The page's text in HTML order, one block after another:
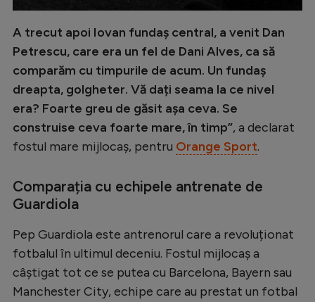
A trecut apoi Iovan fundaș central, a venit Dan
Petrescu, care era un fel de Dani Alves, ca să
comparăm cu timpurile de acum. Un fundaș
dreapta, golgheter. Vă dați seama la ce nivel
era? Foarte greu de găsit așa ceva. Se
construise ceva foarte mare, în timp”, a declarat
fostul mare mijlocaș, pentru Orange Sport.
Comparația cu echipele antrenate de
Guardiola
Pep Guardiola este antrenorul care a revoluționat
fotbalul în ultimul deceniu. Fostul mijlocaș a
câștigat tot ce se putea cu Barcelona, Bayern sau
Manchester City, echipe care au prestat un fotbal